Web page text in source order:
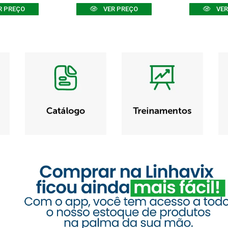
PREÇO VER PREÇO